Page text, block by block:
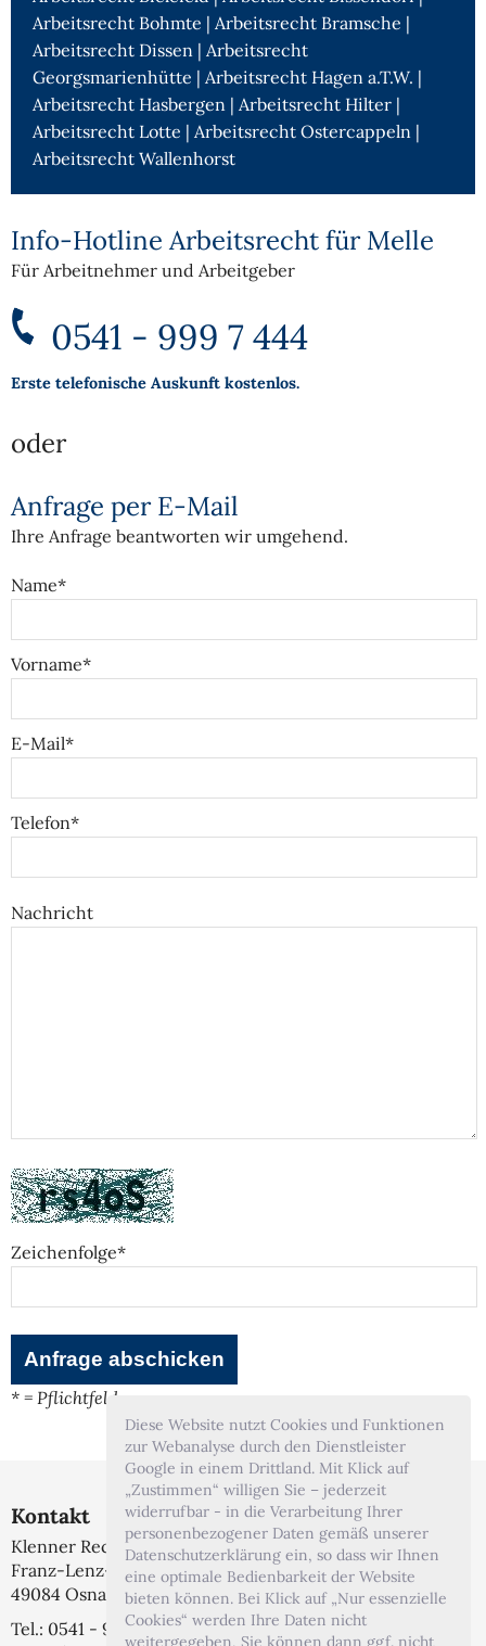
Diese Website nutzt Cookies und Funktionen
zur Webanalyse durch den Dienstleister
Google in einem Drittland. Mit Klick auf
„Zustimmen“ willigen Sie – jederzeit
widerrufbar - in die Verarbeitung Ihrer
personenbezogener Daten gemäß unserer
Datenschutzerklärung ein, so dass wir Ihnen
eine optimale Bedienbarkeit der Website
bieten können. Bei Klick auf „Nur essenzielle
Cookies“ werden Ihre Daten nicht
weitergegeben, Sie können dann ggf. nicht
Arbeitsrecht Bohmte | Arbeitsrecht Bramsche |
Arbeitsrecht Dissen | Arbeitsrecht
Georgsmarienhütte | Arbeitsrecht Hagen a.T.W. |
Arbeitsrecht Hasbergen | Arbeitsrecht Hilter |
Arbeitsrecht Lotte | Arbeitsrecht Ostercappeln |
Arbeitsrecht Wallenhorst
Info-Hotline Arbeitsrecht für Melle
Für Arbeitnehmer und Arbeitgeber
0541 - 999 7 444
Erste telefonische Auskunft kostenlos.
oder
Anfrage per E-Mail
Ihre Anfrage beantworten wir umgehend.
Name*
Vorname*
E-Mail*
Telefon*
Nachricht
Zeichenfolge*
* = Pflichtfeld
Kontakt
Klenner Rechtsanwälte
Franz-Lenz-Str. 1A
49084 Osnabrück
Tel.: 0541 - 999 7 444